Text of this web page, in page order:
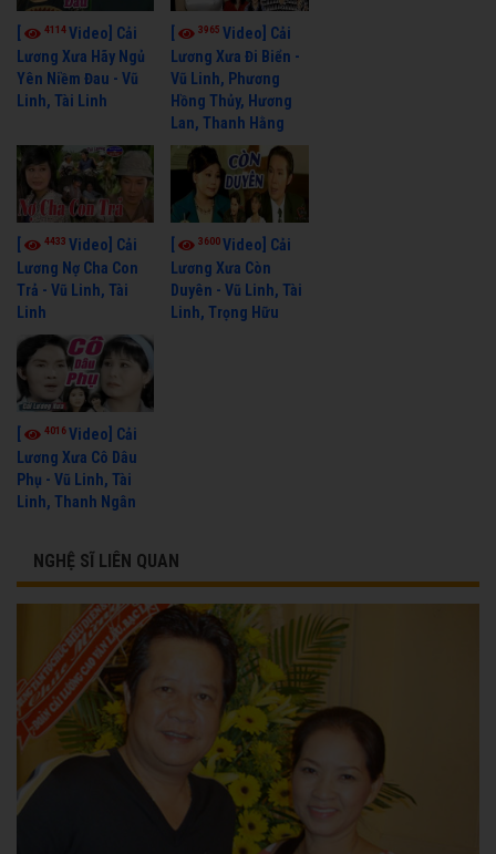
4114Video] Cải
Lương Xưa Hãy Ngủ
Yên Niềm Đau - Vũ
Linh, Tài Linh
3965Video] Cải
Lương Xưa Đi Biển -
Vũ Linh, Phương
Hồng Thủy, Hương
Lan, Thanh Hằng
4433 Video] Cải
Lương Nợ Cha Con
Trả - Vũ Linh, Tài
Linh
3600Video] Cải
Lương Xưa Còn
Duyên - Vũ Linh, Tài
Linh, Trọng Hữu
[ 4016Video] Cải
Lương Xưa Cô Dâu
Phụ - Vũ Linh, Tài
Linh, Thanh Ngân
NGHỆ SĨ LIÊN QUAN